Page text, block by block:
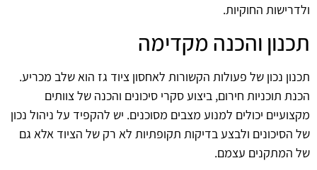
ולדרישות החוקיות.
תכנון והכנה מקדימה
תכנון נכון של פעולות הקשורות לאחסון ציוד גז הוא שלב מכריע.
הכנת תוכניות חירום, ביצוע סקרי סיכונים והכנה של צוותים
מקצועיים יכולים למנוע מצבים מסוכנים. יש להקפיד על ניהול נכון
של הסיכונים ולבצע בדיקות תקופתיות לא רק של הציוד אלא גם
של המתקנים עצמם.